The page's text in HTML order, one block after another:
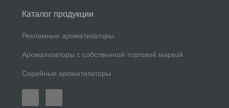
Каталог продукции
Рекламные ароматизаторы
Ароматизаторы с собственной торговой маркой
Серийные ароматизаторы